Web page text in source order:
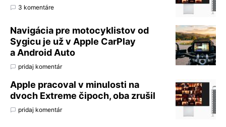
3 komentáre
Navigácia pre motocyklistov od
Sygicu je už v Apple CarPlay
a Android Auto
pridaj komentár
Apple pracoval v minulosti na
dvoch Extreme čipoch, oba zrušil
pridaj komentár